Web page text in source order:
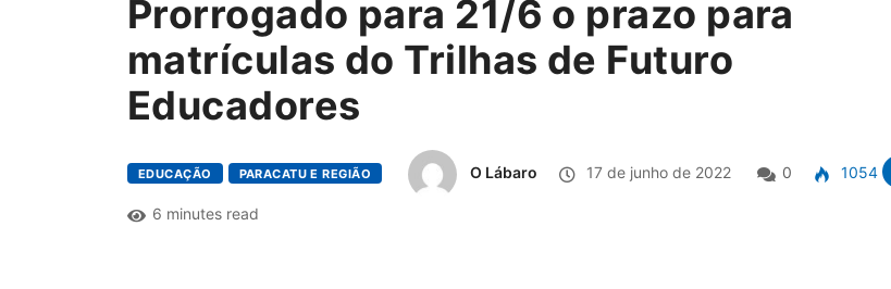
Prorrogado para 21/6 o prazo para
matrículas do Trilhas de Futuro
Educadores
EDUCAÇÃO PARACATU E REGIÃO O Lábaro 17 de junho de 2022 0 1054
6 minutes read